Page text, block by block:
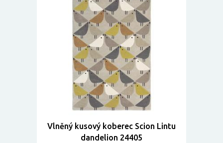
Vlněný kusový koberec Scion Lintu
dandelion 24405